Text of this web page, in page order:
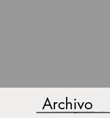
Archivo